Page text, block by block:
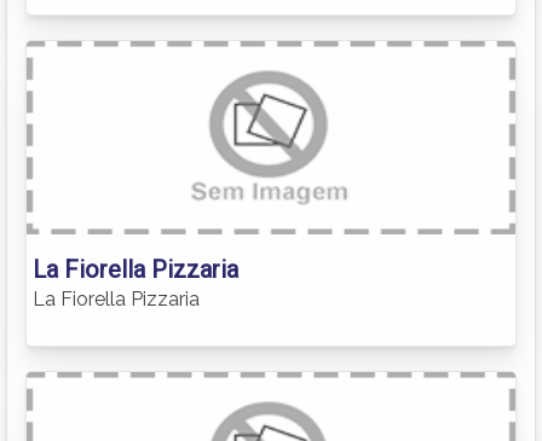
La Fiorella Pizzaria
La Fiorella Pizzaria